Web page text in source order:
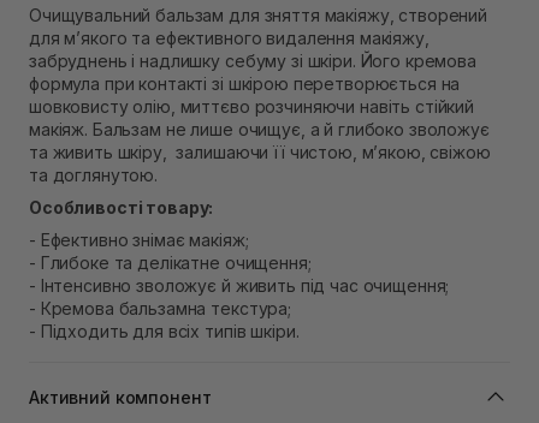
Самовивіз м. Рівне, вул. 16-го Липня, 15
В наявності
Самовивіз м. Рівне, вул. Кулика і Гудачека 23 (ТЦ
Екватор)
Немає в наявності!
Очищувальний бальзам для зняття макіяжу, створений
для м’якого та ефективного видалення макіяжу,
забруднень і надлишку себуму зі шкіри. Його кремова
формула при контакті зі шкірою перетворюється на
шовковисту олію, миттєво розчиняючи навіть стійкий
макіяж. Бальзам не лише очищує, а й глибоко зволожує
та живить шкіру, залишаючи її чистою, м’якою, свіжою
та доглянутою.
Особливості товару:
- Ефективно знімає макіяж;
- Глибоке та делікатне очищення;
- Інтенсивно зволожує й живить під час очищення;
- Кремова бальзамна текстура;
- Підходить для всіх типів шкіри.
Активний компонент